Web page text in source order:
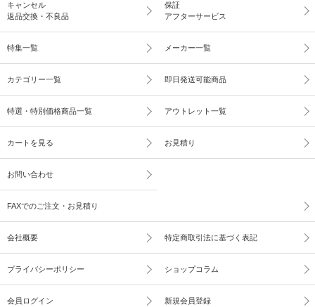
キャンセル
返品交換・不良品
保証
アフターサービス
特集一覧 メーカー一覧
カテゴリー一覧 即日発送可能商品
特選・特別価格商品一覧 アウトレット一覧
カートを見る お見積り
お問い合わせ
FAXでのご注文・お見積り
会社概要 特定商取引法に基づく表記
プライバシーポリシー ショップコラム
会員ログイン 新規会員登録